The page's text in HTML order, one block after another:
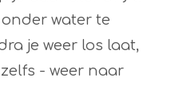
water te
je weer los laat,
- weer naar